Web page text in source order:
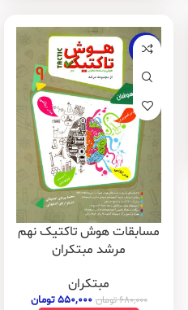
-19%
مسابقات هوش تاکتیک نهم
مرشد مبتکران
مبتکران
۶۸۰,۰۰۰تومان ۵۵۰,۰۰۰ تومان